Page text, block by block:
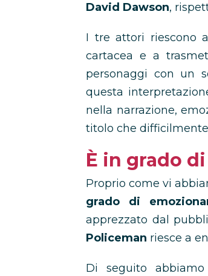
David Dawson,
I tre attori riescono
cartacea e a
personaggi con un
questa
nella narrazione,
titolo che
È in grado
Proprio come vi
grado di
apprezzato dal
Policeman riesce a
Di seguito